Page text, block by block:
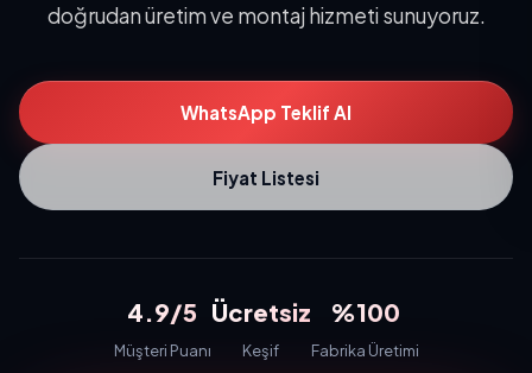
doğrudan üretim ve montaj hizmeti sunuyoruz.
WhatsApp Teklif Al
Fiyat Listesi
4.9/5
Müşteri Puanı
Ücretsiz
Keşif
%100
Fabrika Üretimi